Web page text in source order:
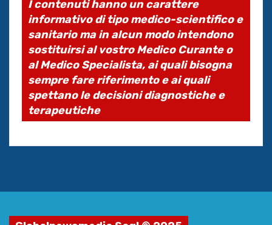
I contenuti hanno un carattere
informativo di tipo medico-scientifico e
sanitario ma in alcun modo intendono
sostituirsi al vostro Medico Curante o
al Medico Specialista, ai quali bisogna
sempre fare riferimento e ai quali
spettano le decisioni diagnostiche e
terapeutiche